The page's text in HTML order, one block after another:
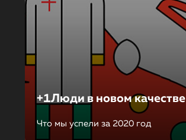
+1Люди в новом качестве
Что мы успели за 2020 год